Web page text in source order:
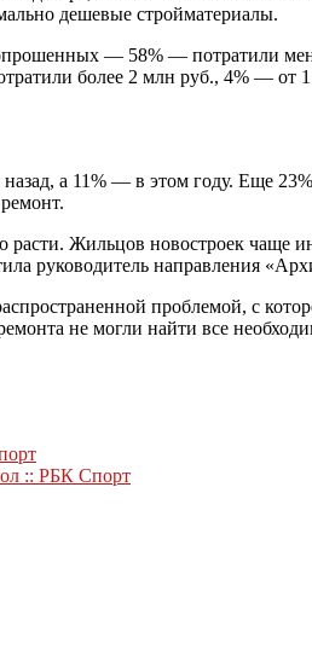
дешевые стройматериалы.
— 58% — потратили
более 2 млн руб., 4% —
назад, а 11% — в этом году. Еще
расти. Жильцов новостроек
руководитель направления
проблемой, с
не могли найти все
:: РБК Спорт